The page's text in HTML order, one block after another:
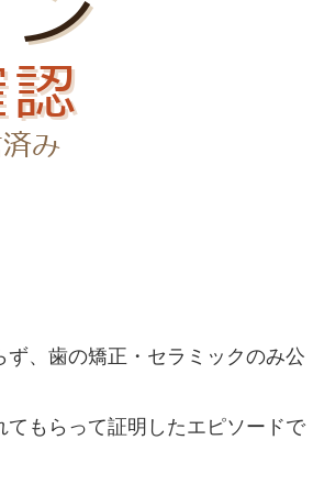
、歯の矯正・セラミックのみ公
もらって証明したエピソードで